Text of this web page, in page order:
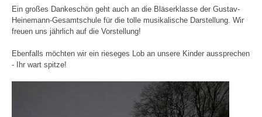
Ein großes Dankeschön geht auch an die Bläserklasse der Gustav-
Heinemann-Gesamtschule für die tolle musikalische Darstellung. Wir
freuen uns jährlich auf die Vorstellung!
Ebenfalls möchten wir ein rieseges Lob an unsere Kinder aussprechen
- Ihr wart spitze!